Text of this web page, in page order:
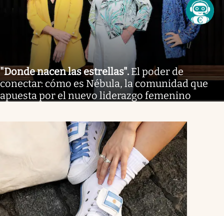
"Donde nacen las estrellas". El poder de
conectar: cómo es Nébula, la comunidad que
apuesta por el nuevo liderazgo femenino